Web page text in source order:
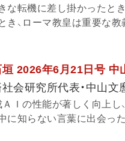
な転機に差し掛かったと
き、ローマ教皇は重要な教
垣 2026年6月21日号 中
会研究所代表・中山文
ＡＩの性能が著しく向上し
に知らない言葉に出会った